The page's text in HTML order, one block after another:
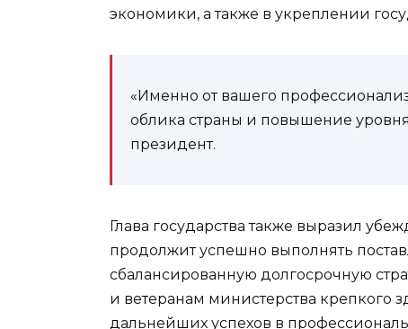
экономики, а также в укреплении
«Именно от вашего
облика страны и повышение
президент.
Глава государства также выразил
продолжит успешно выполнять
сбалансированную долгосрочную
и ветеранам министерства крепкого
дальнейших успехов в